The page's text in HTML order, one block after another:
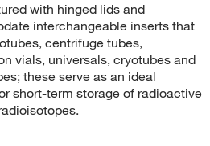
with hinged lids and
interchangeable inserts that
centrifuge tubes,
vials, universals, cryotubes and
these serve as an ideal
short-term storage of radioactive